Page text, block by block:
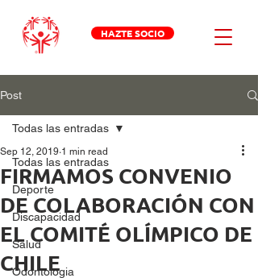
HAZTE SOCIO
Post
Todas las entradas
Deporte
Discapacidad
Salud
Odontologia
Todas las entradas
FIRMAMOS CONVENIO
DE COLABORACIÓN CON
EL COMITÉ OLÍMPICO DE
CHILE
Sep 12, 2019 1 min read